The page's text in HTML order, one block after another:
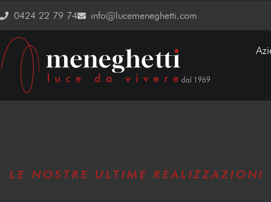
0424 22 79 74 info@lucemeneghetti.com
dal 1969
LE NOSTRE ULTIME REALIZZAZIONI